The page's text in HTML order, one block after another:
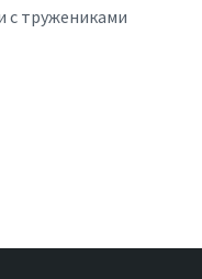
с тружениками